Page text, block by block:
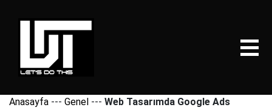
Anasayfa --- Genel --- Web Tasarımda Google Ads